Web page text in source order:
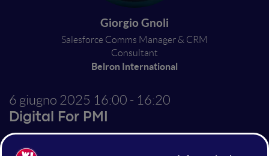
Giorgio Gnoli
Salesforce Comms Manager & CRM
Consultant
Belron International
6 giugno 2025 16:00 - 16:20
Digital For PMI
Come il CRM moltiplica il